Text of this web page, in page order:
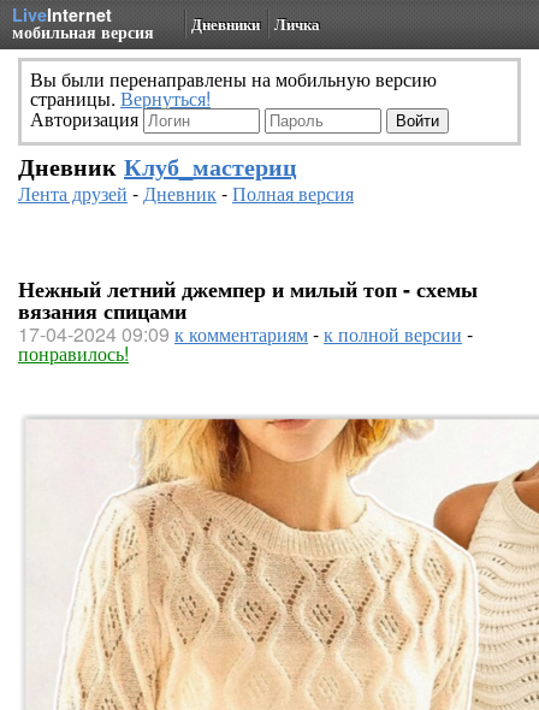
LiveInternet
мобильная версия Дневники Личка
Вы были перенаправлены на мобильную версию
страницы. Вернуться!
Авторизация
Дневник Клуб_мастериц
Лента друзей -Дневник-Полная версия
Нежный летний джемпер и милый топ - схемы
вязания спицами
17-04-2024 09:09 к комментариям-к полной версии -
понравилось!